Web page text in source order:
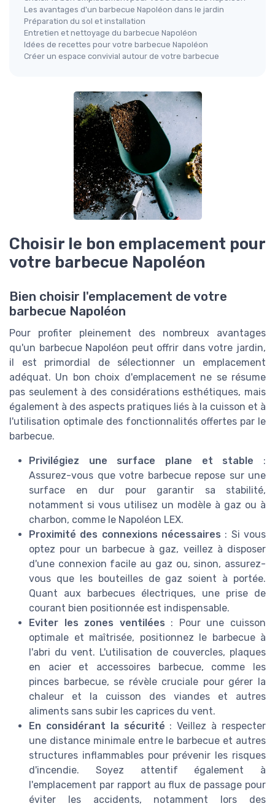
Les avantages d'un barbecue Napoléon dans le jardin
Préparation du sol et installation
Entretien et nettoyage du barbecue Napoléon
Idées de recettes pour votre barbecue Napoléon
Créer un espace convivial autour de votre barbecue
Choisir le bon emplacement pour
votre barbecue Napoléon
Bien choisir l'emplacement de votre
barbecue Napoléon
Pour profiter pleinement des nombreux avantages
qu'un barbecue Napoléon peut offrir dans votre jardin,
il est primordial de sélectionner un emplacement
adéquat. Un bon choix d'emplacement ne se résume
pas seulement à des considérations esthétiques, mais
également à des aspects pratiques liés à la cuisson et à
l'utilisation optimale des fonctionnalités offertes par le
barbecue.
Privilégiez une surface plane et stable :
Assurez-vous que votre barbecue repose sur une
surface en dur pour garantir sa stabilité,
notamment si vous utilisez un modèle à gaz ou à
charbon, comme le Napoléon LEX.
Proximité des connexions nécessaires : Si vous
optez pour un barbecue à gaz, veillez à disposer
d'une connexion facile au gaz ou, sinon, assurez-
vous que les bouteilles de gaz soient à portée.
Quant aux barbecues électriques, une prise de
courant bien positionnée est indispensable.
Eviter les zones ventilées : Pour une cuisson
optimale et maîtrisée, positionnez le barbecue à
l'abri du vent. L'utilisation de couvercles, plaques
en acier et accessoires barbecue, comme les
pinces barbecue, se révèle cruciale pour gérer la
chaleur et la cuisson des viandes et autres
aliments sans subir les caprices du vent.
En considérant la sécurité : Veillez à respecter
une distance minimale entre le barbecue et autres
structures inflammables pour prévenir les risques
d'incendie. Soyez attentif également à
l'emplacement par rapport au flux de passage pour
éviter les accidents, notamment lors des